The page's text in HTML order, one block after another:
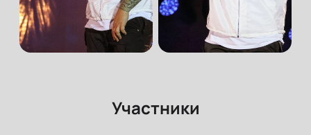
Участники